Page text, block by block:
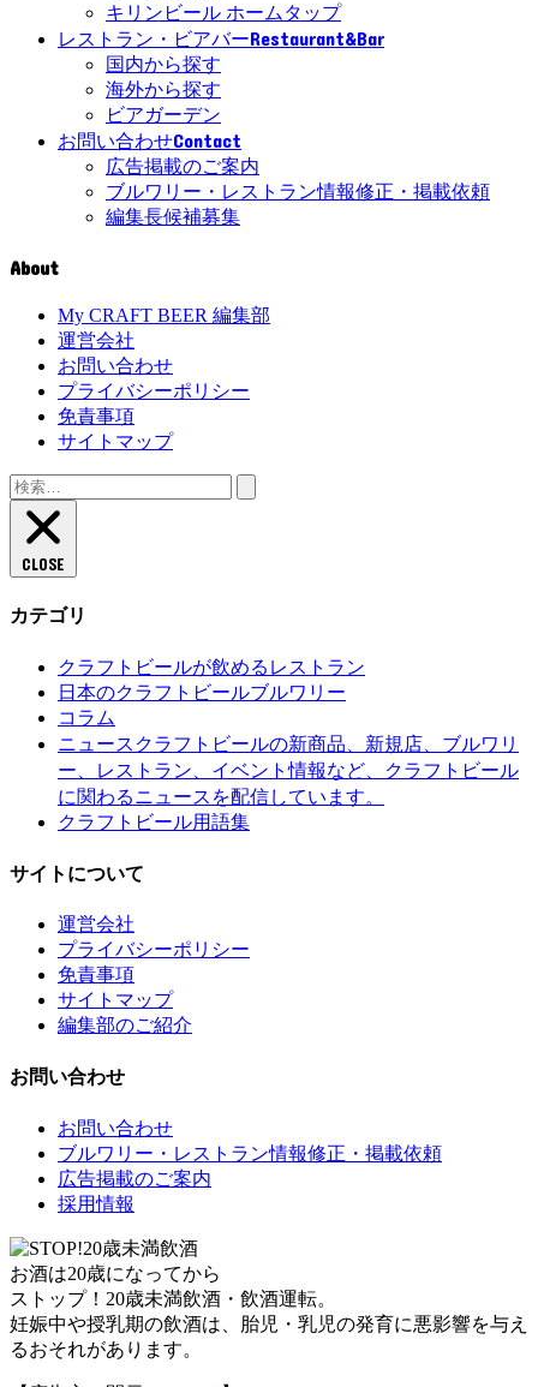
キリンビール ホームタップ
レストラン・ビアバーRestaurant&Bar
国内から探す
海外から探す
ビアガーデン
お問い合わせContact
広告掲載のご案内
ブルワリー・レストラン情報修正・掲載依頼
編集長候補募集
About
My CRAFT BEER 編集部
運営会社
お問い合わせ
プライバシーポリシー
免責事項
サイトマップ
検
索:
CLOSE
カテゴリ
クラフトビールが飲めるレストラン
日本のクラフトビールブルワリー
コラム
ニュース クラフトビールの新商品、新規店、ブルワリ
ー、レストラン、イベント情報など、クラフトビール
に関わるニュースを配信しています。
クラフトビール用語集
サイトについて
運営会社
プライバシーポリシー
免責事項
サイトマップ
編集部のご紹介
お問い合わせ
お問い合わせ
ブルワリー・レストラン情報修正・掲載依頼
広告掲載のご案内
採用情報
お酒は20歳になってから
ストップ！20歳未満飲酒・飲酒運転。
妊娠中や授乳期の飲酒は、胎児・乳児の発育に悪影響を与え
るおそれがあります。